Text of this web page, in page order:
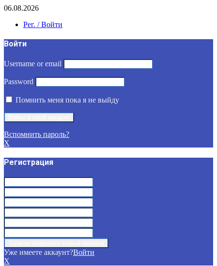
06.08.2026
Рег. / Войти
Войти
Username or email
Password
Помнить меня пока я не выйду
Вспомнить пароль?
X
Регистрация
Уже имеете аккаунт?Войти
X